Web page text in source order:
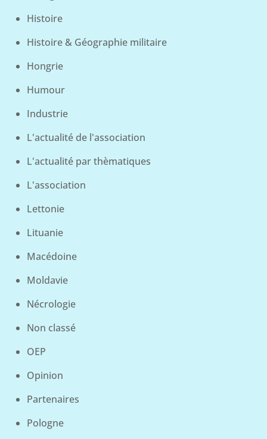
Histoire
Histoire & Géographie militaire
Hongrie
Humour
Industrie
L'actualité de l'association
L'actualité par thèmatiques
L'association
Lettonie
Lituanie
Macédoine
Moldavie
Nécrologie
Non classé
OEP
Opinion
Partenaires
Pologne